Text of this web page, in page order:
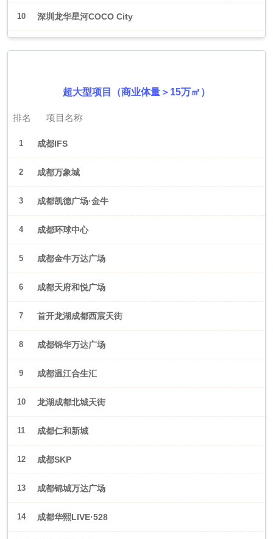
10 深圳龙华星河COCO City
超大型项目（商业体量＞15万㎡）
排名 项目名称
1 成都IFS
2 成都万象城
3 成都凯德广场·金牛
4 成都环球中心
5 成都金牛万达广场
6 成都天府和悦广场
7 首开龙湖成都西宸天街
8 成都锦华万达广场
9 成都温江合生汇
10 龙湖成都北城天街
11 成都仁和新城
12 成都SKP
13 成都锦城万达广场
14 成都华熙LIVE·528